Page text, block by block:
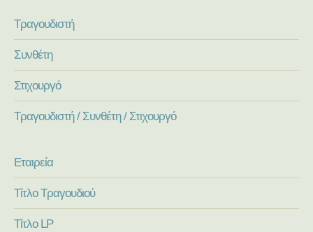
Τραγουδιστή
Συνθέτη
Στιχουργό
Τραγουδιστή / Συνθέτη / Στιχουργό
Εταιρεία
Τίτλο Τραγουδιού
Τίτλο LP